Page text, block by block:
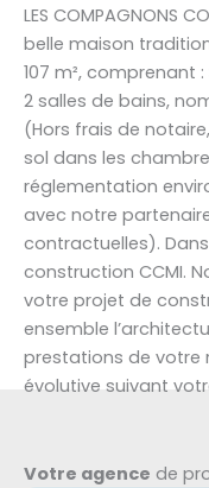
LES COMPAGNONS
belle maison
107 m², comprenant
2 salles de bains,
(Hors frais de
sol dans les
réglementation
avec notre
contractuelles).
construction CCMI.
votre projet de
ensemble
prestations de votre
évolutive suivant
Votre agence de